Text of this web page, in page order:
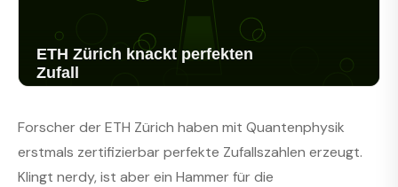
Forscher der ETH Zürich haben mit Quantenphysik
erstmals zertifizierbar perfekte Zufallszahlen erzeugt.
Klingt nerdy, ist aber ein Hammer für die